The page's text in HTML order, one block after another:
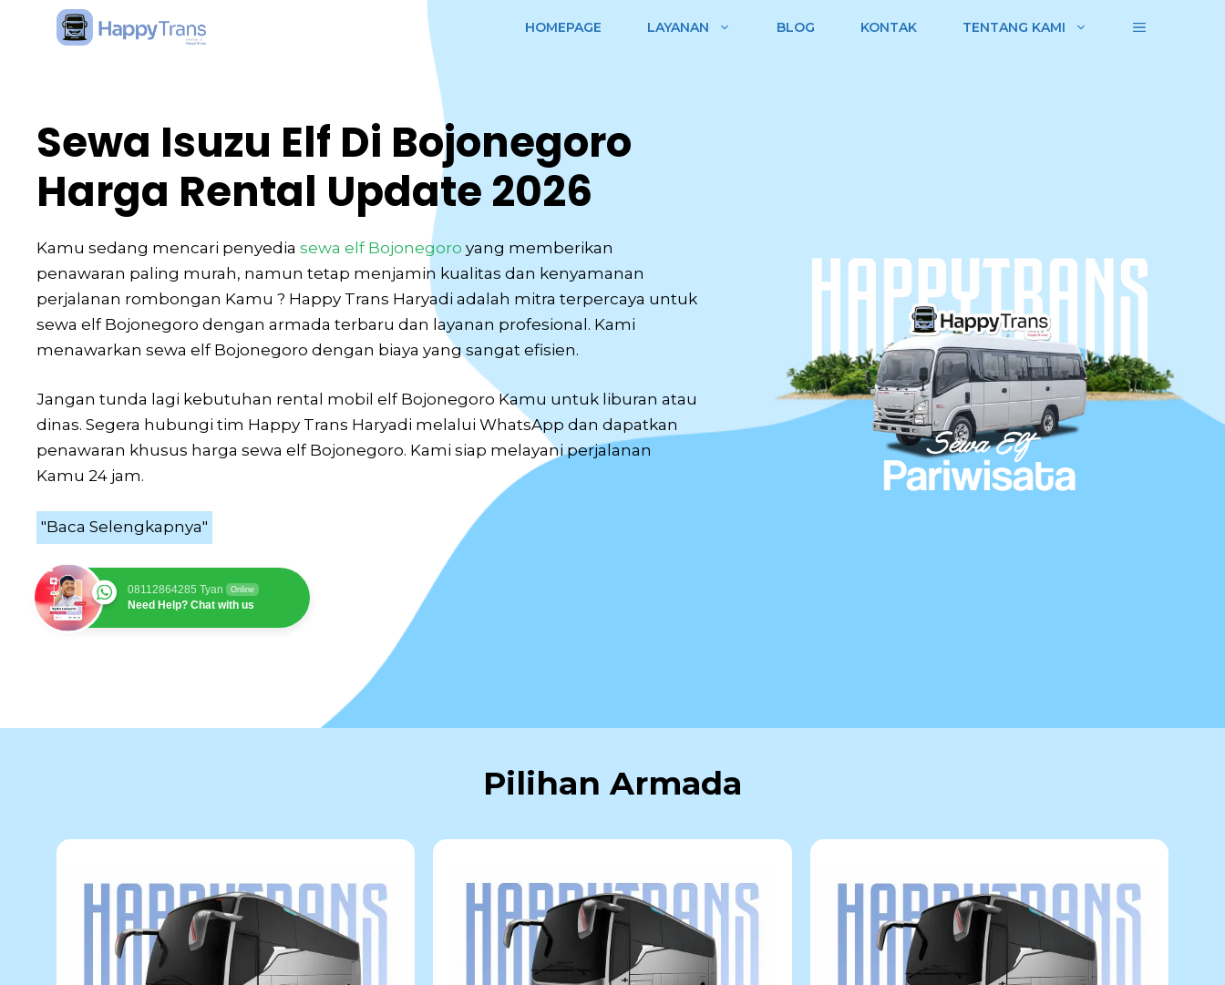
HOMEPAGE LAYANAN BLOG KONTAK TENTANG KAMI
Sewa Isuzu Elf Di Bojonegoro
Harga Rental Update 2026
Kamu sedang mencari penyedia sewa elf Bojonegoro yang memberikan
penawaran paling murah, namun tetap menjamin kualitas dan kenyamanan
perjalanan rombongan Kamu ? Happy Trans Haryadi adalah mitra terpercaya untuk
sewa elf Bojonegoro dengan armada terbaru dan layanan profesional. Kami
menawarkan sewa elf Bojonegoro dengan biaya yang sangat efisien.
Jangan tunda lagi kebutuhan rental mobil elf Bojonegoro Kamu untuk liburan atau
dinas. Segera hubungi tim Happy Trans Haryadi melalui WhatsApp dan dapatkan
penawaran khusus harga sewa elf Bojonegoro. Kami siap melayani perjalanan
Kamu 24 jam.
"Baca Selengkapnya"
08112864285 Tyan Online
Need Help? Chat with us
Pilihan Armada